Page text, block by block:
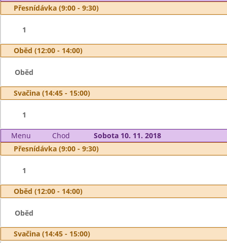
Přesnídávka (9:00 - 9:30)
1
Oběd (12:00 - 14:00)
Oběd
Svačina (14:45 - 15:00)
1
Menu Chod
Sobota 10. 11. 2018
Přesnídávka (9:00 - 9:30)
1
Oběd (12:00 - 14:00)
Oběd
Svačina (14:45 - 15:00)